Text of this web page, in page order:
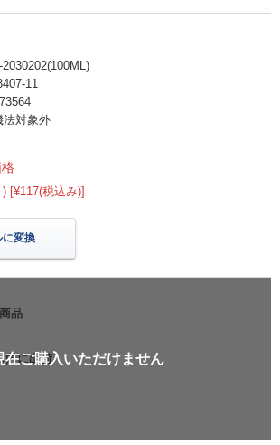
2030202(100ML)
11
法対象外
[¥117(税込み)]
に変換
品
内に出荷
在ご購入いただけません